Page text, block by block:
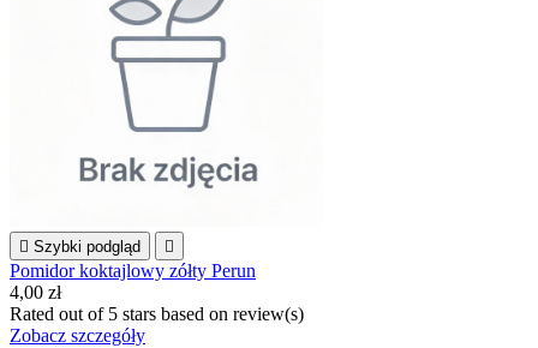
 Szybki podgląd 
Pomidor koktajlowy zółty Perun
4,00 zł
Rated out of 5 stars based on review(s)
Zobacz szczegóły